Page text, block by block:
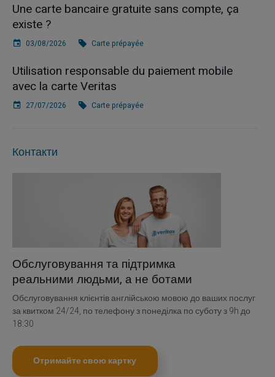
Une carte bancaire gratuite sans compte, ça
existe ?
03/08/2026 Carte prépayée
Utilisation responsable du paiement mobile
avec la carte Veritas
27/07/2026 Carte prépayée
Контакти
Обслуговування та підтримка
реальними людьми, а не ботами
Обслуговування клієнтів англійською мовою до ваших послуг
за квитком 24/24, по телефону з понеділка по суботу з 9h до
18:30
Отримайте свою картку